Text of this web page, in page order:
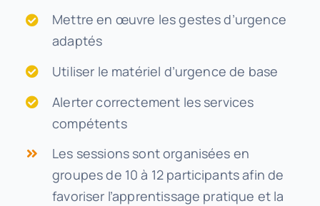
Mettre en œuvre les gestes d’urgence
adaptés
Utiliser le matériel d’urgence de base
Alerter correctement les services
compétents
Les sessions sont organisées en
groupes de 10 à 12 participants afin de
favoriser l’apprentissage pratique et la